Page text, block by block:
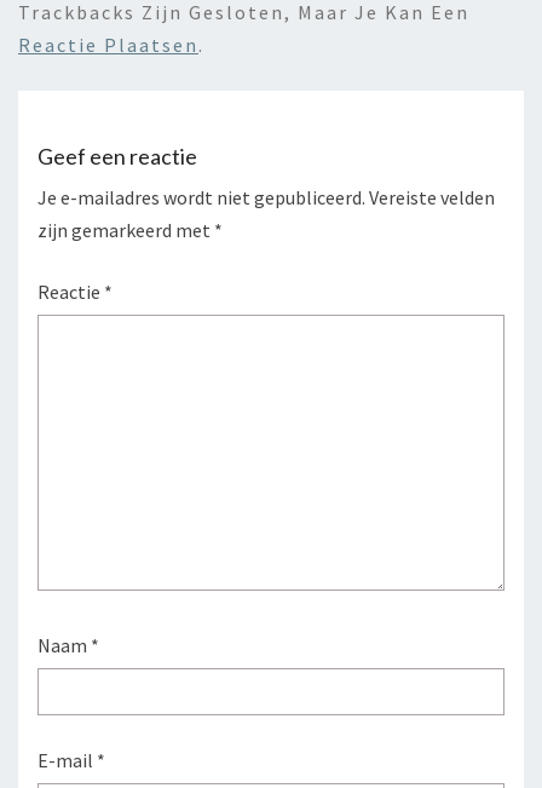
Trackbacks Zijn Gesloten, Maar Je Kan Een
Reactie Plaatsen .
Geef een reactie
Je e-mailadres wordt niet gepubliceerd. Vereiste velden
zijn gemarkeerd met *
Reactie *
Naam *
E-mail *